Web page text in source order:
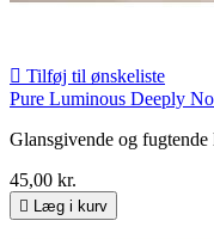
 Tilføj til ønskeliste
Pure Luminous Deeply
Glansgivende og
45,00 kr.
 Læg i kurv